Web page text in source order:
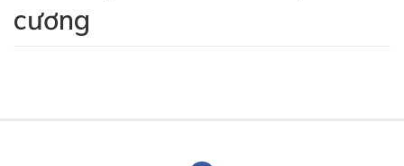
cương